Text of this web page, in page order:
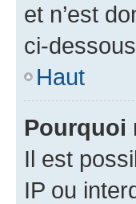
et n’est
ci-
Haut
Pourquoi
Il est
IP ou